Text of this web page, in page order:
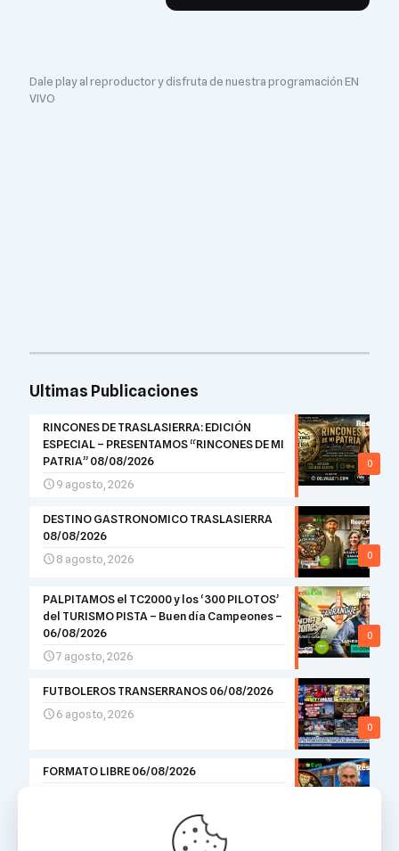
Dale play al reproductor y disfruta de nuestra programación EN
VIVO
Ultimas Publicaciones
0
RINCONES DE TRASLASIERRA: EDICIÓN
ESPECIAL – PRESENTAMOS “RINCONES DE MI
PATRIA” 08/08/2026
9 agosto, 2026
0
DESTINO GASTRONOMICO TRASLASIERRA
08/08/2026
8 agosto, 2026
0
PALPITAMOS el TC2000 y los ‘300 PILOTOS’
del TURISMO PISTA – Buen día Campeones –
06/08/2026
7 agosto, 2026
0
FUTBOLEROS TRANSERRANOS 06/08/2026
6 agosto, 2026
FORMATO LIBRE 06/08/2026